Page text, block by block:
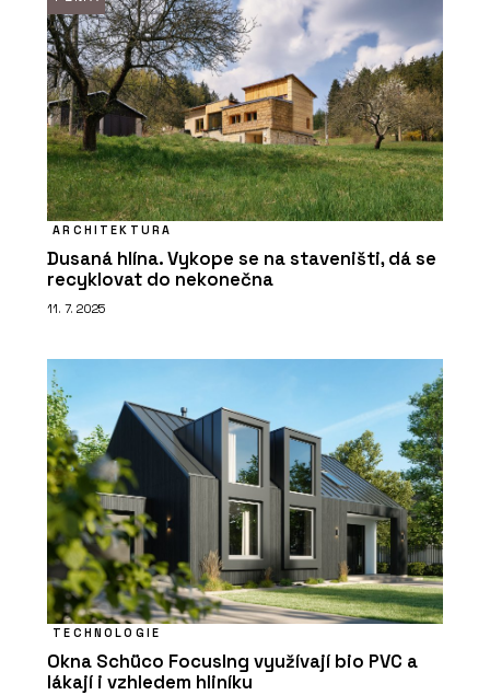
ARCHITEKTURA
Dusaná hlína. Vykope se na staveništi, dá se
recyklovat do nekonečna
11. 7. 2025
TECHNOLOGIE
Okna Schüco FocusIng využívají bio PVC a
lákají i vzhledem hliníku